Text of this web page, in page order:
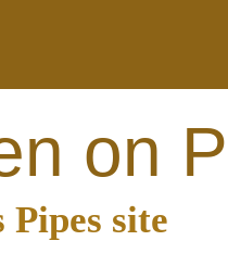
on
site